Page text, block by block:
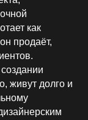
как
продаёт,
живут долго и